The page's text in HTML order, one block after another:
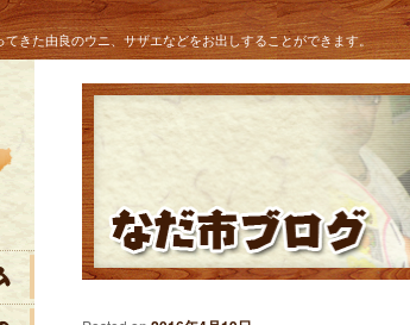
きた由良のウニ、サザエなどをお出しすることができます。